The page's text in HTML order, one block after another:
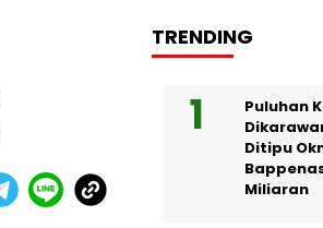
TRENDING
Puluhan
Ditipu
Miliaran